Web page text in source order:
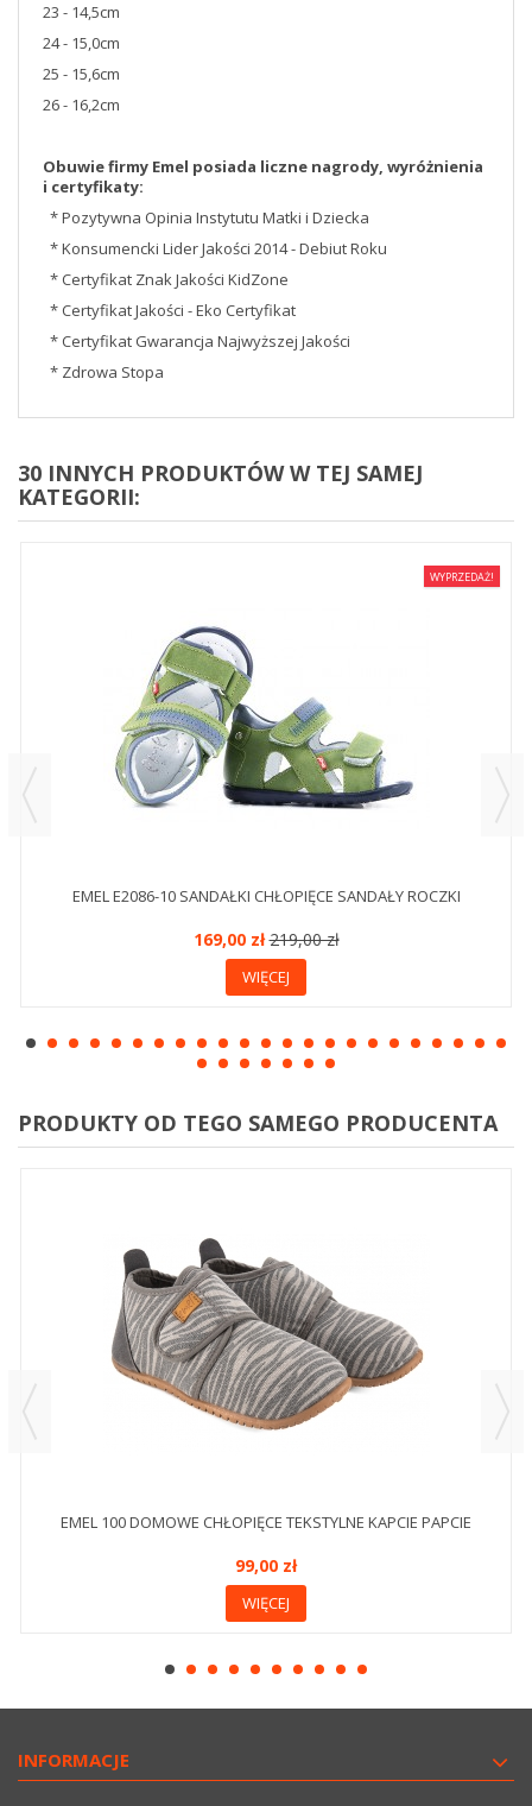
23 - 14,5cm
24 - 15,0cm
25 - 15,6cm
26 - 16,2cm
Obuwie firmy Emel posiada liczne nagrody, wyróżnienia
i certyfikaty:
* Pozytywna Opinia Instytutu Matki i Dziecka
* Konsumencki Lider Jakości 2014 - Debiut Roku
* Certyfikat Znak Jakości KidZone
* Certyfikat Jakości - Eko Certyfikat
* Certyfikat Gwarancja Najwyższej Jakości
* Zdrowa Stopa
30 INNYCH PRODUKTÓW W TEJ SAMEJ
KATEGORII:
WYPRZEDAŻ!
EMEL E2086-10 SANDAŁKI CHŁOPIĘCE SANDAŁY ROCZKI
169,00 zł219,00 zł
WIĘCEJ
PRODUKTY OD TEGO SAMEGO PRODUCENTA
EMEL 100 DOMOWE CHŁOPIĘCE TEKSTYLNE KAPCIE PAPCIE
99,00 zł
WIĘCEJ
INFORMACJE